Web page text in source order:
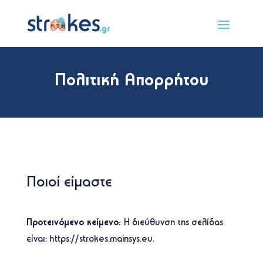
Πολιτική Απορρήτου
Ποιοί είμαστε
Προτεινόμενο κείμενο: Η διεύθυνση της σελίδας
είναι: https://strokes.mainsys.eu.